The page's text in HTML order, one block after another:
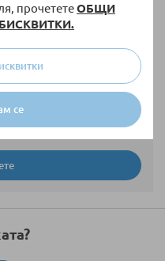
прочететеОБЩИ
се